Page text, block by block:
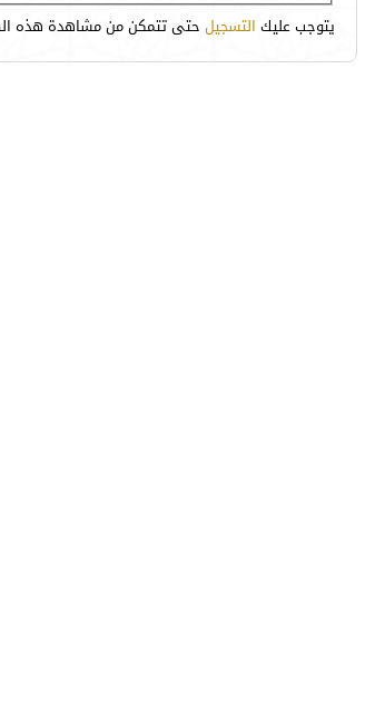
يتوجب عليك التسجيل حتى تتمكن من مشاهدة هذه